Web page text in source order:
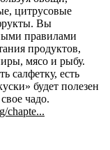
цитрусовые
Вы
правилами
продуктов,
мясо и рыбу.
салфетку, есть
будет полезен
чадо.
chapte...